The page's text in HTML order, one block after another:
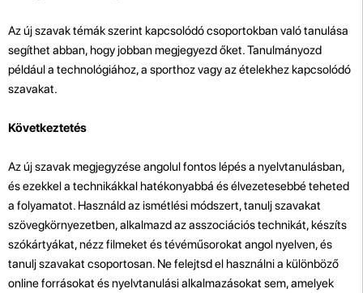
Az új szavak témák szerint kapcsolódó csoportokban való tanulása
segíthet abban, hogy jobban megjegyezd őket. Tanulmányozd
például a technológiához, a sporthoz vagy az ételekhez kapcsolódó
szavakat.
Következtetés
Az új szavak megjegyzése angolul fontos lépés a nyelvtanulásban,
és ezekkel a technikákkal hatékonyabbá és élvezetesebbé teheted
a folyamatot. Használd az ismétlési módszert, tanulj szavakat
szövegkörnyezetben, alkalmazd az asszociációs technikát, készíts
szókártyákat, nézz filmeket és tévéműsorokat angol nyelven, és
tanulj szavakat csoportosan. Ne felejtsd el használni a különböző
online forrásokat és nyelvtanulási alkalmazásokat sem, amelyek